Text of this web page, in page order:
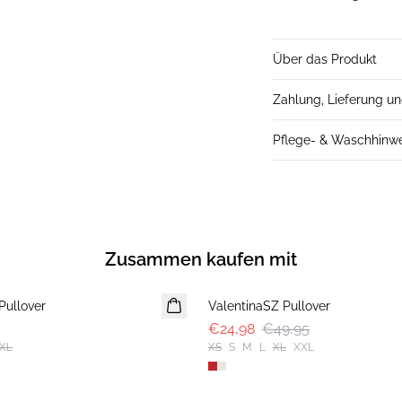
Über das Produkt
Zahlung, Lieferung
Pflege- &
Zusammen kaufen mit
-50%
ValentinaSZ Pullover
€24,98 €49,95
XS S M L XL XXL